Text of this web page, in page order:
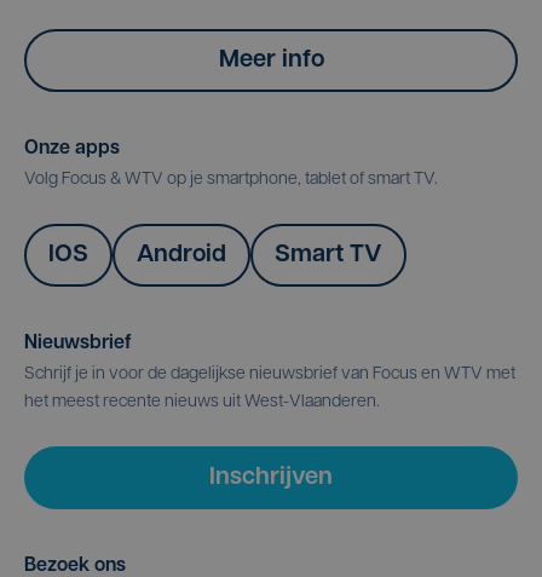
Meer info
Onze apps
Volg Focus & WTV op je smartphone, tablet of smart TV.
IOS Android Smart TV
Nieuwsbrief
Schrijf je in voor de dagelijkse nieuwsbrief van Focus en WTV met
het meest recente nieuws uit West-Vlaanderen.
Inschrijven
Bezoek ons